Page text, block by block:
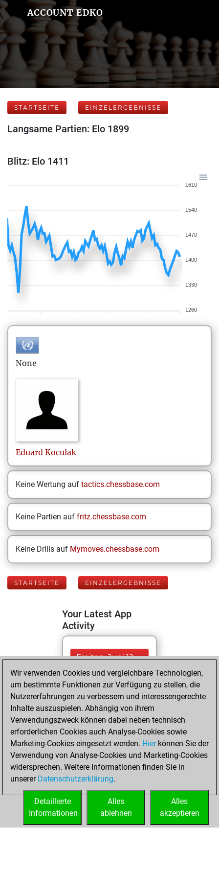
ACCOUNT EDKO
STARTSEITE EINZELERGEBNISSE
Langsame Partien: Elo 1899
Blitz: Elo 1411
1610
1540
1470
1400
1330
1260
None
Eduard Koculak
Keine Wertung auf tactics.chessbase.com
Keine Partien auf fritz.chessbase.com
Keine Drills auf Mymoves.chessbase.com
STARTSEITE EINZELERGEBNISSE
Your Latest App
Activity
Freitag, Juni 12,
2026
You played 106
blitz games
Play
You scored +56
=4 -46 in blitz
You played 294
slow games
You scored
games
Wir verwenden Cookies und vergleichbare Technologien,
um bestimmte Funktionen zur Verfügung zu stellen, die
Nutzererfahrungen zu verbessern und interessengerechte
Inhalte auszuspielen. Abhängig von ihrem
Verwendungszweck können dabei neben technisch
erforderlichen Cookies auch Analyse-Cookies sowie
Marketing-Cookies eingesetzt werden. Hierkönnen Sie der
Verwendung von Analyse-Cookies und Marketing-Cookies
widersprechen. Weitere Informationen finden Sie in
unserer Datenschutzerklärung.
Alles
akzeptieren
Alles
ablehnen
Detaillierte
Informationen